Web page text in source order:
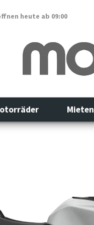
heute ab 09:00
Mieten